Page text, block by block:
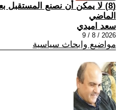
(8) لا يمكن أن نصنع
الماضي
سعد اميدي
2026 / 8 / 9
مواضيع وابحاث سياسية